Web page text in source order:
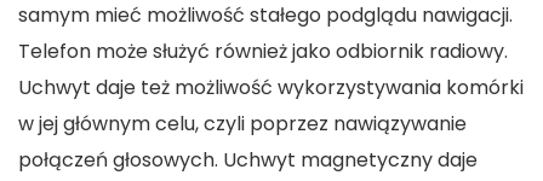
samym mieć możliwość stałego podglądu nawigacji.
Telefon może służyć również jako odbiornik radiowy.
Uchwyt daje też możliwość wykorzystywania komórki
w jej głównym celu, czyli poprzez nawiązywanie
połączeń głosowych. Uchwyt magnetyczny daje